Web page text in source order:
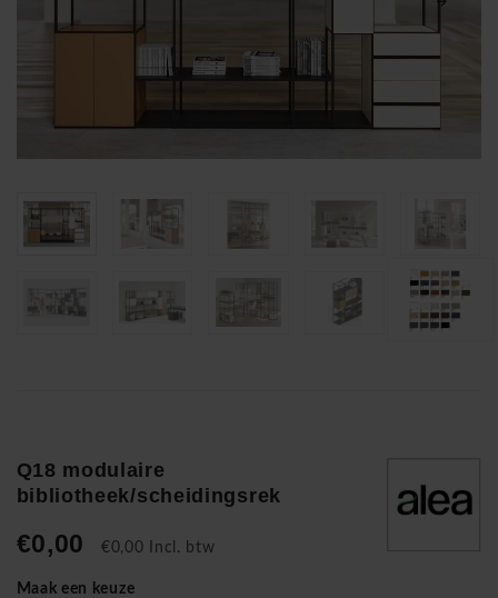
Q18 modulaire
bibliotheek/scheidingsrek
€0,00 €0,00 Incl. btw
Maak een keuze